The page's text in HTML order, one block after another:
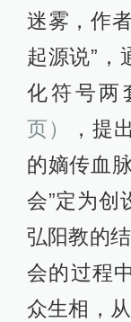
迷雾，作
起源说”，
化符号两
页）
，提
的嫡传血
会”定为创
弘阳教的
会的过程
众生相，